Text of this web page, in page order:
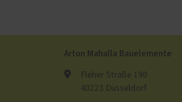
Arton Mahalla Bauelemente
Fleher Straße 190
40223 Düsseldorf